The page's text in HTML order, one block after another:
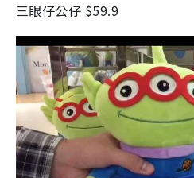
三眼仔公仔 $59.9